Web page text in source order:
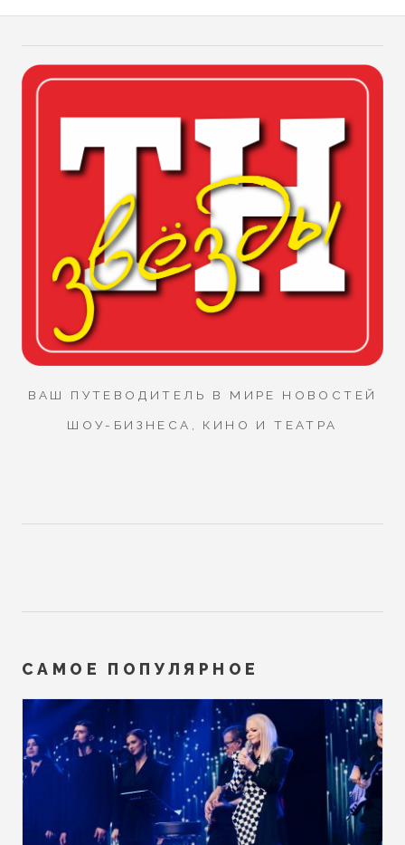
ВАШ ПУТЕВОДИТЕЛЬ В МИРЕ НОВОСТЕЙ
ШОУ-БИЗНЕСА, КИНО И ТЕАТРА
САМОЕ ПОПУЛЯРНОЕ